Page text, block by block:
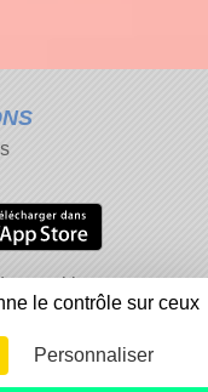
cookies
inapproprié
Connexion
le contrôle sur ceux
Personnaliser